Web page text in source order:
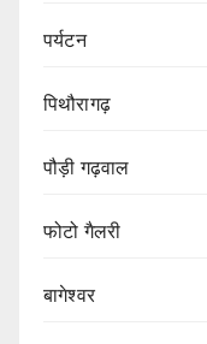
पर्यटन
पिथौरागढ़
पौड़ी गढ़वाल
फोटो गैलरी
बागेश्वर